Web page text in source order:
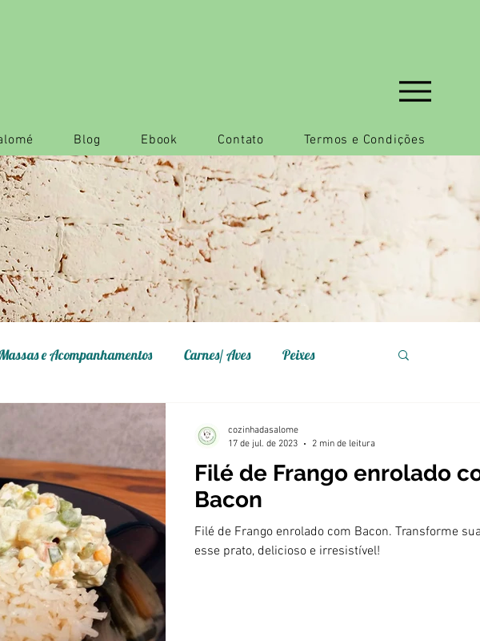
Blog Ebook Contato Termos e Condições
vindo
da
Massas e Acompanhamentos Carnes/ Aves Peixes
Filé de Frango enrolado
Bacon
Filé de Frango enrolado com Bacon. Transforme
esse prato, delicioso e irresistível!
cozinhadasalome
17 de jul. de 2023
2 min de leitura